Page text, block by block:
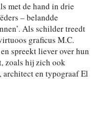
met de hand in drie
– belandde
Als schilder treedt
graficus M.C.
spreekt liever over hun
zoals hij zich ook
architect en typograaf El